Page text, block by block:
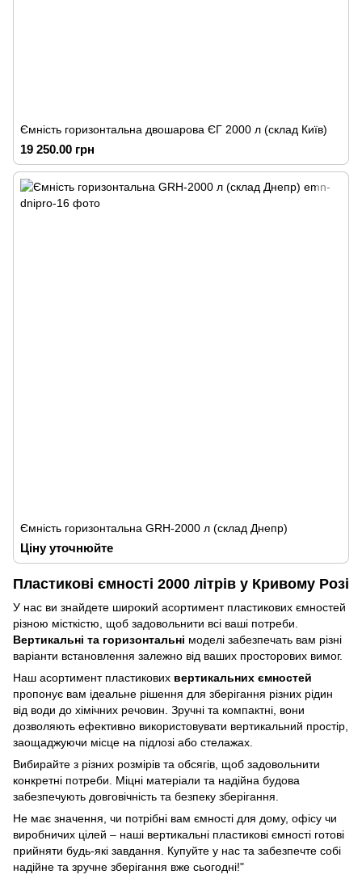
Ємність горизонтальна двошарова ЄГ 2000 л (склад Київ)
19 250.00 грн
Ємність горизонтальна GRH-2000 л (склад Днепр)
Ціну уточнюйте
Пластикові ємності 2000 літрів у Кривому Розі
У нас ви знайдете широкий асортимент пластикових ємностей
різною місткістю, щоб задовольнити всі ваші потреби.
Вертикальні та горизонтальні моделі забезпечать вам різні
варіанти встановлення залежно від ваших просторових вимог.
Наш асортимент пластикових вертикальних ємностей
пропонує вам ідеальне рішення для зберігання різних рідин
від води до хімічних речовин. Зручні та компактні, вони
дозволяють ефективно використовувати вертикальний простір,
заощаджуючи місце на підлозі або стелажах.
Вибирайте з різних розмірів та обсягів, щоб задовольнити
конкретні потреби. Міцні матеріали та надійна будова
забезпечують довговічність та безпеку зберігання.
Не має значення, чи потрібні вам ємності для дому, офісу чи
виробничих цілей – наші вертикальні пластикові ємності готові
прийняти будь-які завдання. Купуйте у нас та забезпечте собі
надійне та зручне зберігання вже сьогодні!"